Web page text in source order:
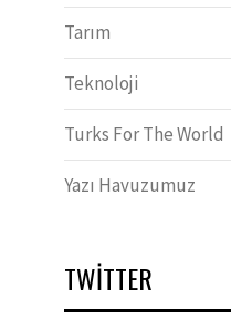
Tarım
Teknoloji
Turks For The World
Yazı Havuzumuz
TWITTER